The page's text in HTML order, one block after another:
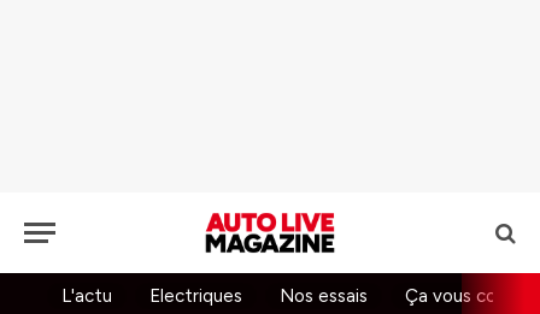
L'actu Electriques Nos essais Ça vous